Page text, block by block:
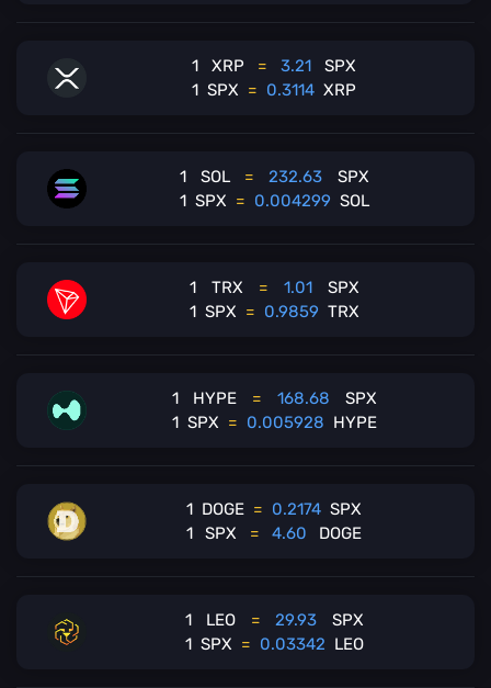
1 XRP = 3.21
SPX
1 SPX = 0.3114 XRP
1 SOL = 232.63
SPX
1 SPX = 0.004299 SOL
1 TRX = 1.01
SPX
1 SPX = 0.9859 TRX
1 HYPE = 168.68
SPX
1 SPX = 0.005928 HYPE
1 DOGE = 0.2174 SPX
1
SPX = 4.60 DOGE
1 LEO = 29.93
SPX
1 SPX = 0.03342 LEO